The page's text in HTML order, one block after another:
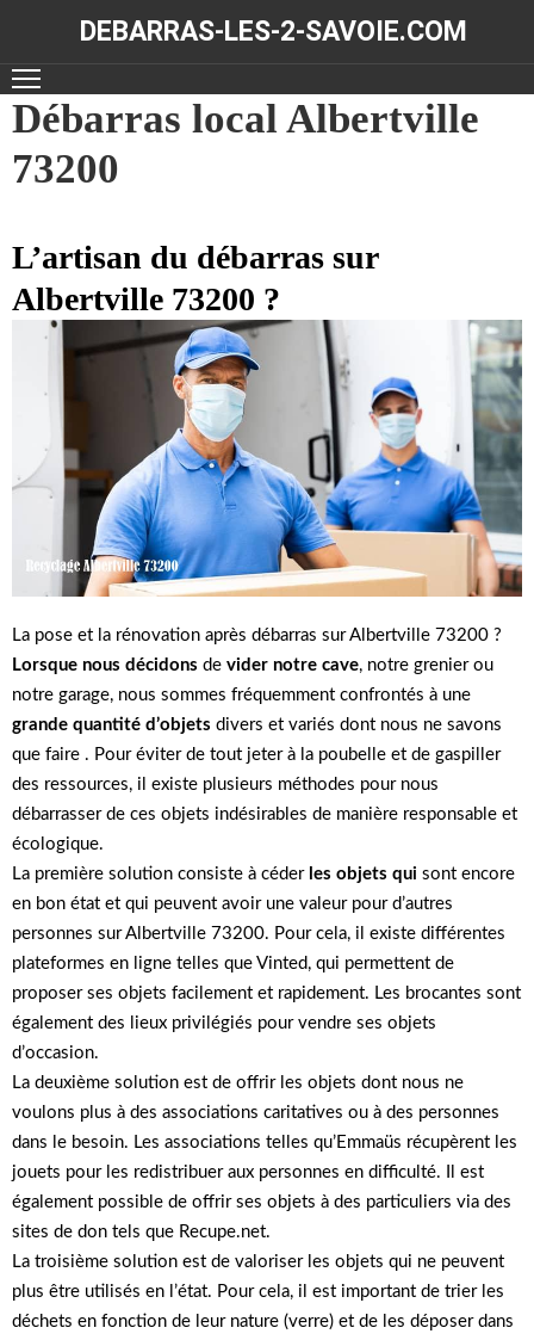
DEBARRAS-LES-2-SAVOIE.COM
ACCUEIL
DÉBARRAS
RÉALISATIONS
CONTACT
Débarras local Albertville
73200
L’artisan du débarras sur
Albertville 73200 ?
La pose et la rénovation après débarras sur Albertville 73200 ?
Lorsque nous décidons de vider notre cave, notre grenier ou
notre garage, nous sommes fréquemment confrontés à une
grande quantité d’objets divers et variés dont nous ne savons
que faire . Pour éviter de tout jeter à la poubelle et de gaspiller
des ressources, il existe plusieurs méthodes pour nous
débarrasser de ces objets indésirables de manière responsable et
écologique.
La première solution consiste à céder les objets qui sont encore
en bon état et qui peuvent avoir une valeur pour d’autres
personnes sur Albertville 73200. Pour cela, il existe différentes
plateformes en ligne telles que Vinted, qui permettent de
proposer ses objets facilement et rapidement. Les brocantes sont
également des lieux privilégiés pour vendre ses objets
d’occasion.
La deuxième solution est de offrir les objets dont nous ne
voulons plus à des associations caritatives ou à des personnes
dans le besoin. Les associations telles qu’Emmaüs récupèrent les
jouets pour les redistribuer aux personnes en difficulté. Il est
également possible de offrir ses objets à des particuliers via des
sites de don tels que Recupe.net.
La troisième solution est de valoriser les objets qui ne peuvent
plus être utilisés en l’état. Pour cela, il est important de trier les
déchets en fonction de leur nature (verre) et de les déposer dans